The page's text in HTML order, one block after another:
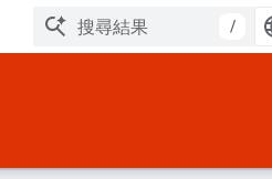
/